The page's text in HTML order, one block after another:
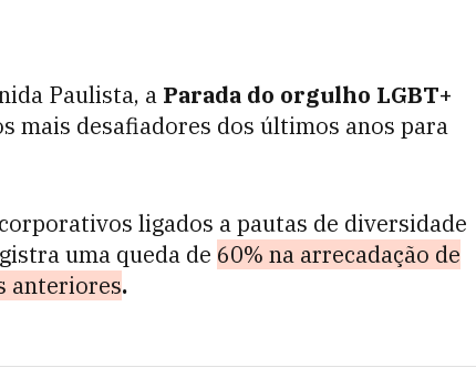
Paulista, a Parada do orgulho LGBT+
mais desafiadores dos últimos anos para
ligados a pautas de diversidade
uma queda de 60% na arrecadação de
anteriores.